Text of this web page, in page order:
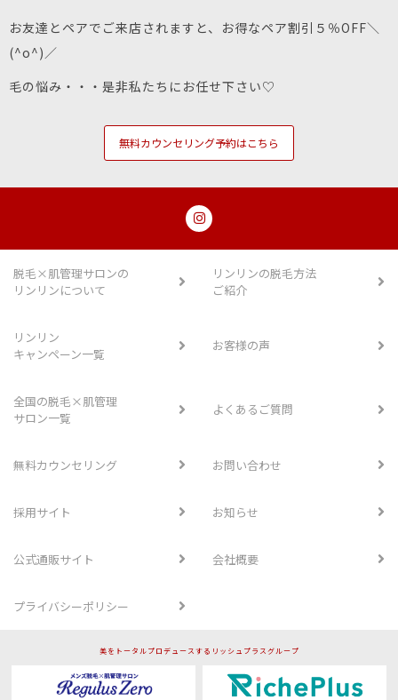
お友達とペアでご来店されますと、お得なペア割引５％OFF＼
(^o^)／
毛の悩み・・・是非私たちにお任せ下さい♡
無料カウンセリング予約はこちら
脱毛×肌管理サロンの
リンリンについて
リンリンの脱毛方法
ご紹介
リンリン
キャンペーン一覧
お客様の声
全国の脱毛×肌管理
サロン一覧
よくあるご質問
無料カウンセリング お問い合わせ
採用サイト お知らせ
公式通販サイト 会社概要
プライバシーポリシー
美をトータルプロデュースするリッシュプラスグループ